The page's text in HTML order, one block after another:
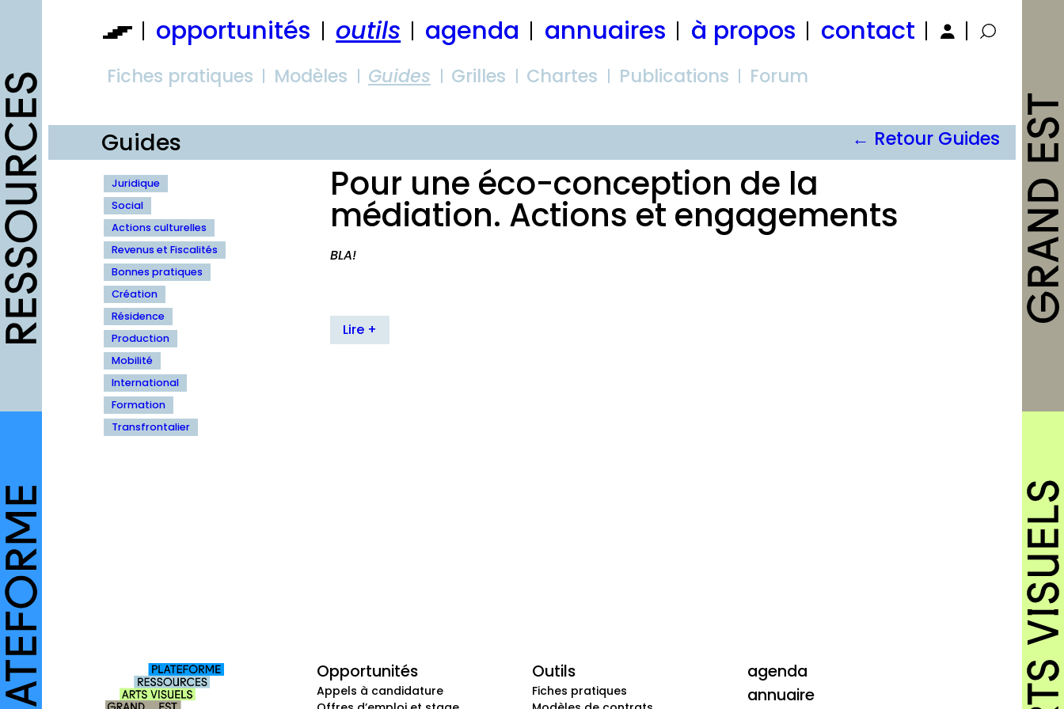
opportunités outils
Fiches pratiques Modèles Guides Grilles Chartes Publications Forum
agenda annuaires à propos contact
← Retour Guides
Guides
Juridique
Social
Actions culturelles
Revenus et Fiscalités
Bonnes pratiques
Création
Résidence
Production
Mobilité
International
Formation
Transfrontalier
Pour une éco-conception de la
médiation. Actions et engagements
BLA!
Lire +
Opportunités
Appels à candidature
Outils
Fiches pratiques
agenda
annuaire